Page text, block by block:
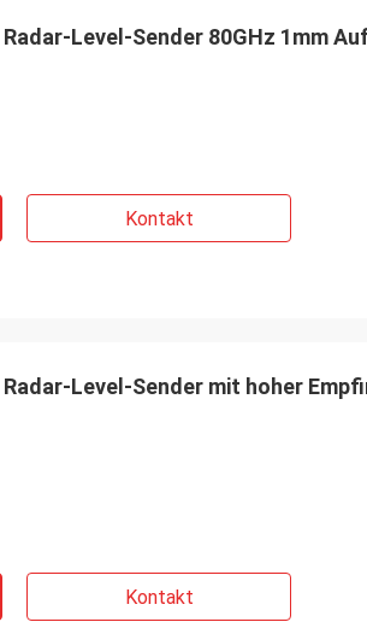
Level-Sender 80GHz 1mm
Kontakt
Level-Sender mit hoher
Kontakt